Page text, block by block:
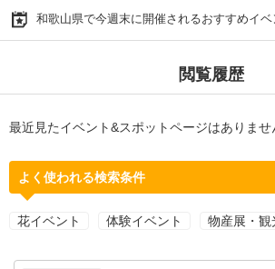
和歌山県で今週末に開催されるおすすめイベ
閲覧履歴
最近見たイベント&スポットページはありませ
よく使われる検索条件
花イベント 体験イベント 物産展・観